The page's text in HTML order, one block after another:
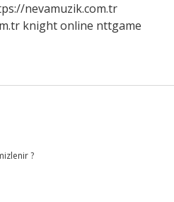
nevamuzik.com.tr
knight online nttgame
?